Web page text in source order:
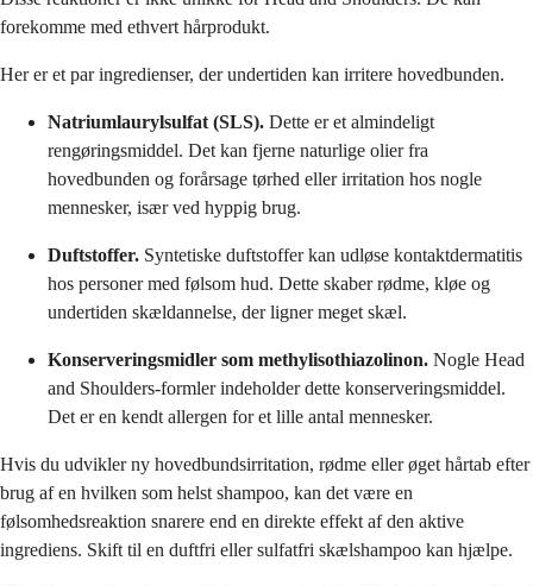
forekomme med ethvert hårprodukt.
Her er et par ingredienser, der undertiden kan irritere hovedbunden.
Natriumlaurylsulfat (SLS). Dette er et almindeligt
rengøringsmiddel. Det kan fjerne naturlige olier fra
hovedbunden og forårsage tørhed eller irritation hos nogle
mennesker, især ved hyppig brug.
Duftstoffer. Syntetiske duftstoffer kan udløse kontaktdermatitis
hos personer med følsom hud. Dette skaber rødme, kløe og
undertiden skældannelse, der ligner meget skæl.
Konserveringsmidler som methylisothiazolinon. Nogle Head
and Shoulders-formler indeholder dette konserveringsmiddel.
Det er en kendt allergen for et lille antal mennesker.
Hvis du udvikler ny hovedbundsirritation, rødme eller øget hårtab efter
brug af en hvilken som helst shampoo, kan det være en
følsomhedsreaktion snarere end en direkte effekt af den aktive
ingrediens. Skift til en duftfri eller sulfatfri skælshampoo kan hjælpe.